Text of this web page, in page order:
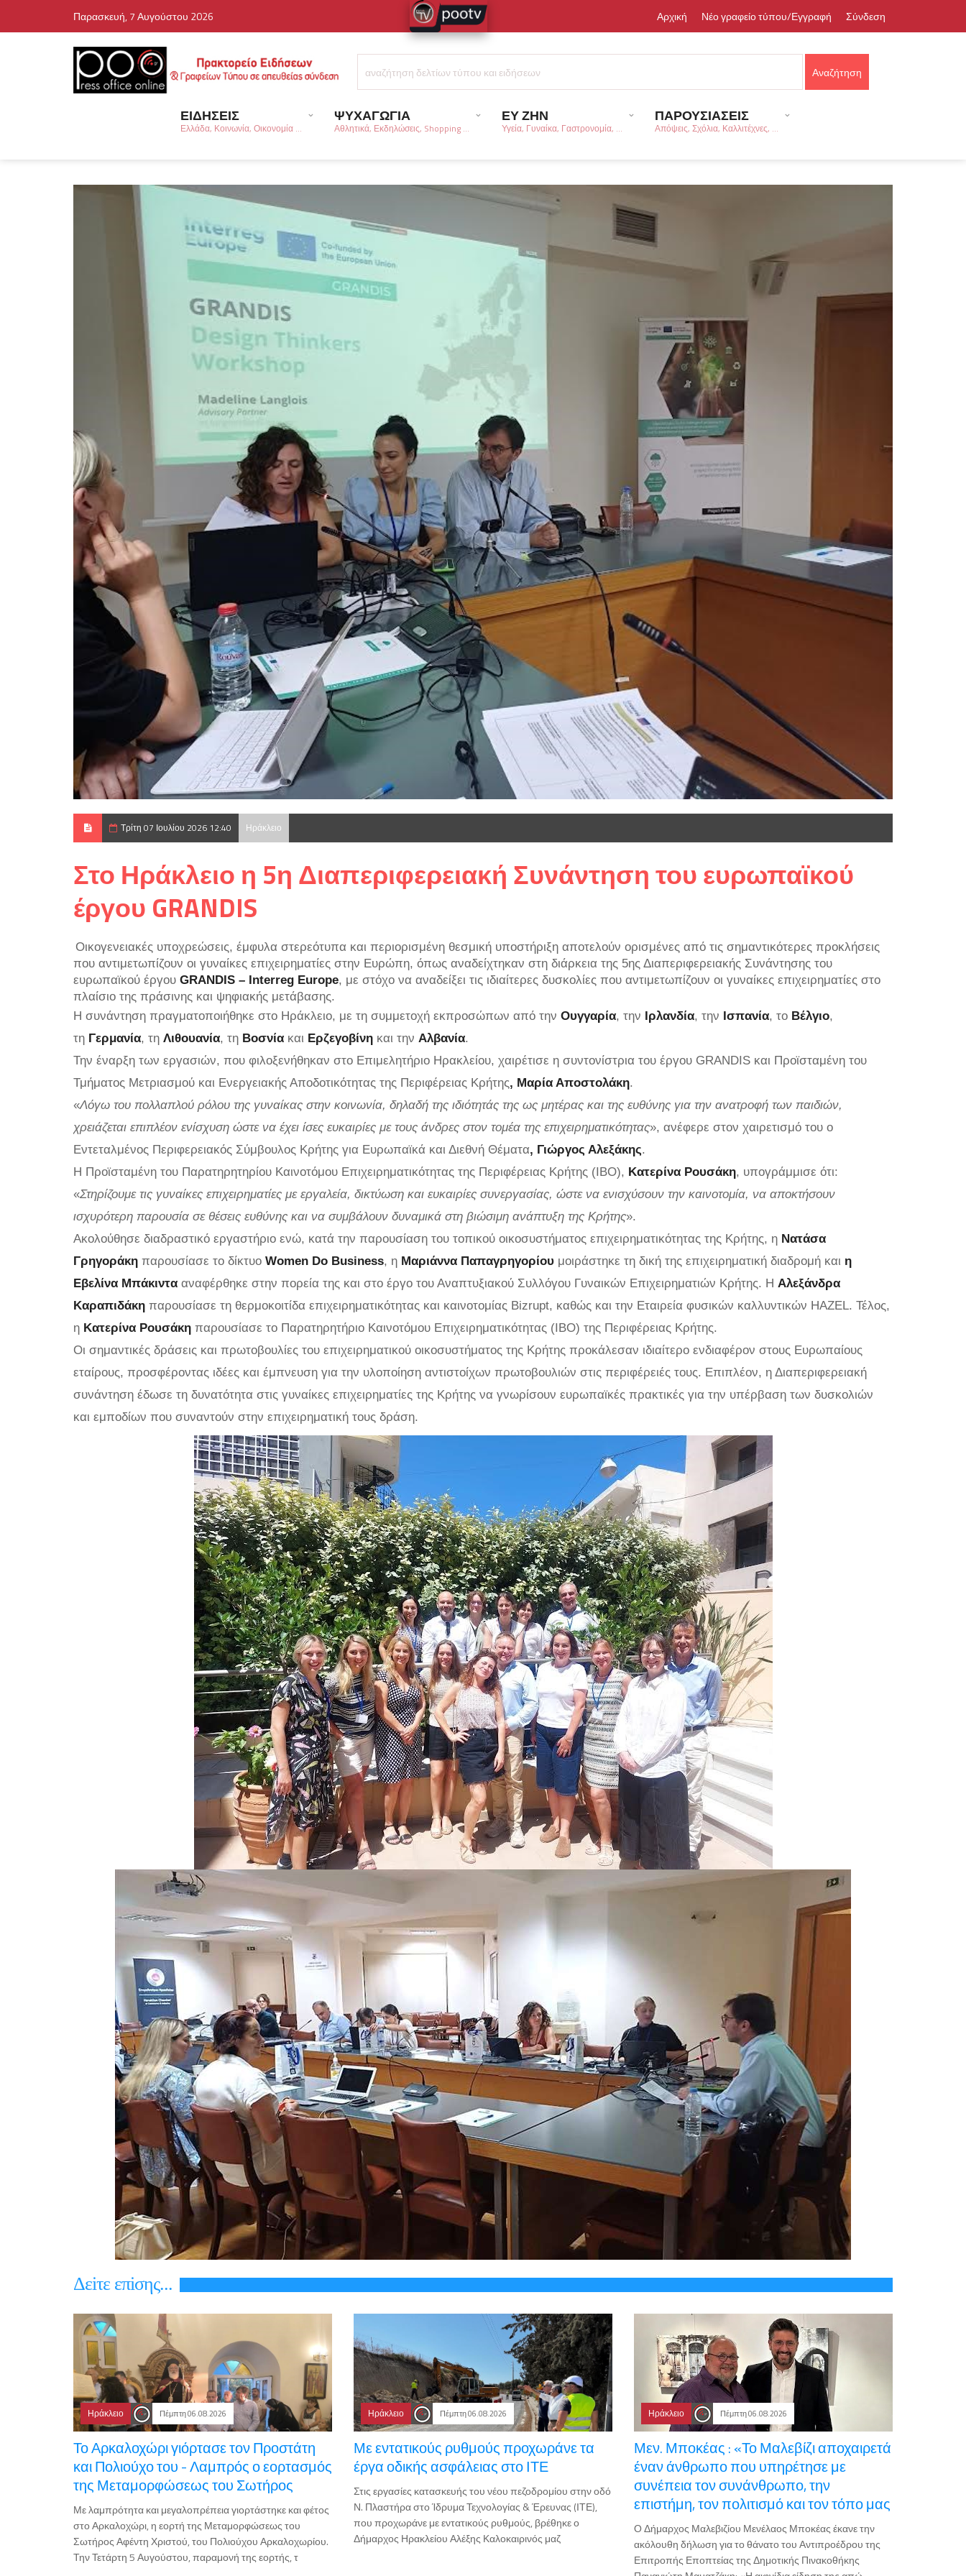
Παρασκευή, 7 Αυγούστου 2026 Αρχική Νέο γραφείο τύπου/Εγγραφή Σύνδεση
ΕΙΔΗΣΕΙΣ
Ελλάδα, Κοινωνία, Οικονομία ...
ΨΥΧΑΓΩΓΙΑ
Αθλητικά, Εκδηλώσεις, Shopping ...
ΕΥ ΖΗΝ
Υγεία, Γυναίκα, Γαστρονομία, ...
ΠΑΡΟΥΣΙΑΣΕΙΣ
Απόψεις, Σχόλια, Καλλιτέχνες, ...
Τρίτη 07 Ιουλίου 2026 12:40 Ηράκλειο
Στο Ηράκλειο η 5η Διαπεριφερειακή Συνάντηση του ευρωπαϊκού
έργου GRANDIS
Οικογενειακές υποχρεώσεις, έμφυλα στερεότυπα και περιορισμένη θεσμική υποστήριξη αποτελούν ορισμένες από τις σημαντικότερες προκλήσεις
που αντιμετωπίζουν οι γυναίκες επιχειρηματίες στην Ευρώπη, όπως αναδείχτηκαν στη διάρκεια της 5ης Διαπεριφερειακής Συνάντησης του
ευρωπαϊκού έργου GRANDIS – Interreg Europe, με στόχο να αναδείξει τις ιδιαίτερες δυσκολίες που αντιμετωπίζουν οι γυναίκες επιχειρηματίες στο
πλαίσιο της πράσινης και ψηφιακής μετάβασης.
Η συνάντηση πραγματοποιήθηκε στο Ηράκλειο, με τη συμμετοχή εκπροσώπων από την Ουγγαρία, την Ιρλανδία, την Ισπανία, το Βέλγιο,
τη Γερμανία, τη Λιθουανία, τη Βοσνία και Ερζεγοβίνη και την Αλβανία.
Την έναρξη των εργασιών, που φιλοξενήθηκαν στο Επιμελητήριο Ηρακλείου, χαιρέτισε η συντονίστρια του έργου GRANDIS και Προϊσταμένη του
Τμήματος Μετριασμού και Ενεργειακής Αποδοτικότητας της Περιφέρειας Κρήτης, Μαρία Αποστολάκη.
«Λόγω του πολλαπλού ρόλου της γυναίκας στην κοινωνία, δηλαδή της ιδιότητάς της ως μητέρας και της ευθύνης για την ανατροφή των παιδιών,
χρειάζεται επιπλέον ενίσχυση ώστε να έχει ίσες ευκαιρίες με τους άνδρες στον τομέα της επιχειρηματικότητας», ανέφερε στον χαιρετισμό του ο
Εντεταλμένος Περιφερειακός Σύμβουλος Κρήτης για Ευρωπαϊκά και Διεθνή Θέματα, Γιώργος Αλεξάκης.
Η Προϊσταμένη του Παρατηρητηρίου Καινοτόμου Επιχειρηματικότητας της Περιφέρειας Κρήτης (IBO), Κατερίνα Ρουσάκη, υπογράμμισε ότι:
«Στηρίζουμε τις γυναίκες επιχειρηματίες με εργαλεία, δικτύωση και ευκαιρίες συνεργασίας, ώστε να ενισχύσουν την καινοτομία, να αποκτήσουν
ισχυρότερη παρουσία σε θέσεις ευθύνης και να συμβάλουν δυναμικά στη βιώσιμη ανάπτυξη της Κρήτης».
Ακολούθησε διαδραστικό εργαστήριο ενώ, κατά την παρουσίαση του τοπικού οικοσυστήματος επιχειρηματικότητας της Κρήτης, η Νατάσα
Γρηγοράκη παρουσίασε το δίκτυο Women Do Business, η Μαριάννα Παπαγρηγορίου μοιράστηκε τη δική της επιχειρηματική διαδρομή και η
Εβελίνα Μπάκιντα αναφέρθηκε στην πορεία της και στο έργο του Αναπτυξιακού Συλλόγου Γυναικών Επιχειρηματιών Κρήτης. Η Αλεξάνδρα
Καραπιδάκη παρουσίασε τη θερμοκοιτίδα επιχειρηματικότητας και καινοτομίας Bizrupt, καθώς και την Εταιρεία φυσικών καλλυντικών HAZEL. Τέλος,
η Κατερίνα Ρουσάκη παρουσίασε το Παρατηρητήριο Καινοτόμου Επιχειρηματικότητας (IBO) της Περιφέρειας Κρήτης.
Οι σημαντικές δράσεις και πρωτοβουλίες του επιχειρηματικού οικοσυστήματος της Κρήτης προκάλεσαν ιδιαίτερο ενδιαφέρον στους Ευρωπαίους
εταίρους, προσφέροντας ιδέες και έμπνευση για την υλοποίηση αντιστοίχων πρωτοβουλιών στις περιφέρειές τους. Επιπλέον, η Διαπεριφερειακή
συνάντηση έδωσε τη δυνατότητα στις γυναίκες επιχειρηματίες της Κρήτης να γνωρίσουν ευρωπαϊκές πρακτικές για την υπέρβαση των δυσκολιών
και εμποδίων που συναντούν στην επιχειρηματική τους δράση.
Δεiτε επiσης...
Ηράκλειο Πέμπτη 06.08.2026
Το Αρκαλοχώρι γιόρτασε τον Προστάτη
και Πολιούχο του - Λαμπρός ο εορτασμός
της Μεταμορφώσεως του Σωτήρος
Με λαμπρότητα και μεγαλοπρέπεια γιορτάστηκε και φέτος
στο Αρκαλοχώρι, η εορτή της Μεταμορφώσεως του
Σωτήρος Αφέντη Χριστού, του Πολιούχου Αρκαλοχωρίου.
Την Τετάρτη 5 Αυγούστου, παραμονή της εορτής, τ
Ηράκλειο Πέμπτη 06.08.2026
Με εντατικούς ρυθμούς προχωράνε τα
έργα οδικής ασφάλειας στο ΙΤΕ
Στις εργασίες κατασκευής του νέου πεζοδρομίου στην οδό
Ν. Πλαστήρα στο Ίδρυμα Τεχνολογίας & Έρευνας (ΙΤΕ),
που προχωράνε με εντατικούς ρυθμούς, βρέθηκε ο
Δήμαρχος Ηρακλείου Αλέξης Καλοκαιρινός μαζ
Ηράκλειο Πέμπτη 06.08.2026
Μεν. Μποκέας : «Το Μαλεβίζι αποχαιρετά
έναν άνθρωπο που υπηρέτησε με
συνέπεια τον συνάνθρωπο, την
επιστήμη, τον πολιτισμό και τον τόπο μας
Ο Δήμαρχος Μαλεβιζίου Μενέλαος Μποκέας έκανε την
ακόλουθη δήλωση για το θάνατο του Αντιπροέδρου της
Επιτροπής Εποπτείας της Δημοτικής Πινακοθήκης